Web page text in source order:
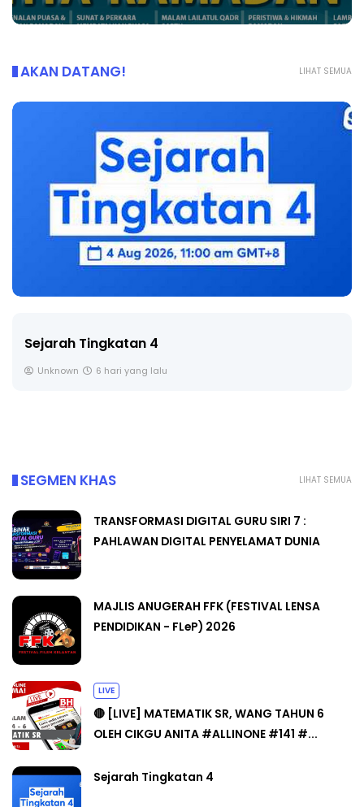
LIHAT SEMUA
AKAN DATANG!
Sejarah Tingkatan 4
Unknown 6 hari yang lalu
LIHAT SEMUA
SEGMEN KHAS
TRANSFORMASI DIGITAL GURU SIRI 7 :
PAHLAWAN DIGITAL PENYELAMAT DUNIA
MAJLIS ANUGERAH FFK (FESTIVAL LENSA
PENDIDIKAN - FLeP) 2026
LIVE
🔴 [LIVE] MATEMATIK SR, WANG TAHUN 6
OLEH CIKGU ANITA #ALLINONE #141 #...
Sejarah Tingkatan 4